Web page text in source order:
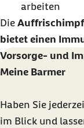
arbeiten
Die
bietet einen
Vorsorge- und
Meine Barmer
Haben Sie
im Blick und